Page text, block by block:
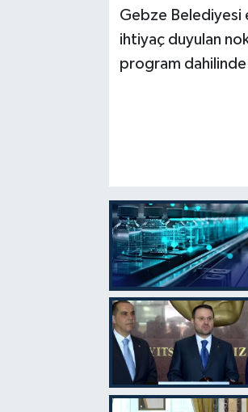
Gebze Belediyesi
ihtiyaç duyulan
program